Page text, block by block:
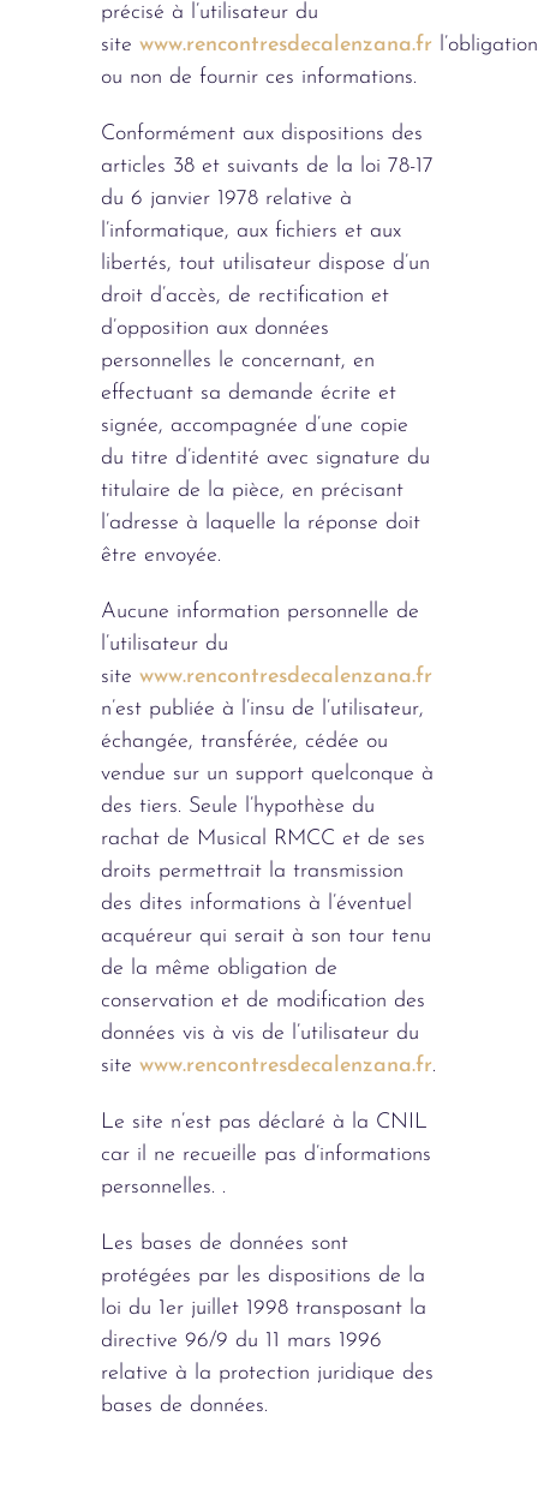
précisé à l’utilisateur du
site www.rencontresdecalenzana.fr l’obligation
ou non de fournir ces informations.
Conformément aux dispositions des
articles 38 et suivants de la loi 78-17
du 6 janvier 1978 relative à
l’informatique, aux fichiers et aux
libertés, tout utilisateur dispose d’un
droit d’accès, de rectification et
d’opposition aux données
personnelles le concernant, en
effectuant sa demande écrite et
signée, accompagnée d’une copie
du titre d’identité avec signature du
titulaire de la pièce, en précisant
l’adresse à laquelle la réponse doit
être envoyée.
Aucune information personnelle de
l’utilisateur du
site www.rencontresdecalenzana.fr
n’est publiée à l’insu de l’utilisateur,
échangée, transférée, cédée ou
vendue sur un support quelconque à
des tiers. Seule l’hypothèse du
rachat de Musical RMCC et de ses
droits permettrait la transmission
des dites informations à l’éventuel
acquéreur qui serait à son tour tenu
de la même obligation de
conservation et de modification des
données vis à vis de l’utilisateur du
site www.rencontresdecalenzana.fr.
Le site n’est pas déclaré à la CNIL
car il ne recueille pas d’informations
personnelles. .
Les bases de données sont
protégées par les dispositions de la
loi du 1er juillet 1998 transposant la
directive 96/9 du 11 mars 1996
relative à la protection juridique des
bases de données.